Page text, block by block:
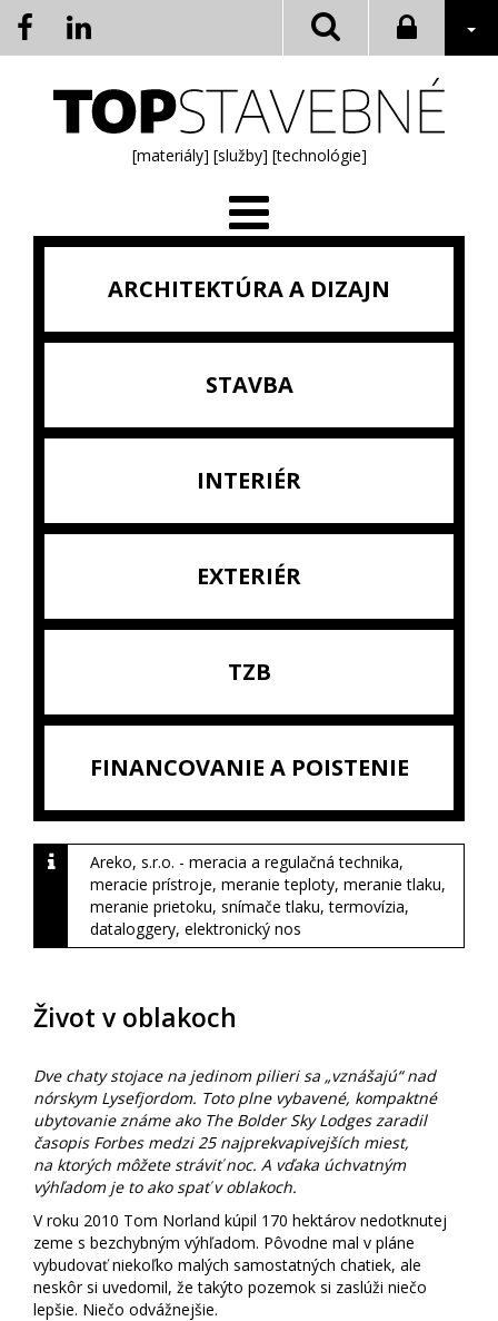
[materiály] [služby] [technológie]
ARCHITEKTÚRA A DIZAJN
STAVBA
INTERIÉR
EXTERIÉR
TZB
FINANCOVANIE A POISTENIE
Areko, s.r.o. - meracia a regulačná technika,
meracie prístroje, meranie teploty, meranie tlaku,
meranie prietoku, snímače tlaku, termovízia,
dataloggery, elektronický nos
Život v oblakoch
Dve chaty stojace na jedinom pilieri sa „vznášajú“ nad
nórskym Lysefjordom. Toto plne vybavené, kompaktné
ubytovanie známe ako The Bolder Sky Lodges zaradil
časopis Forbes medzi 25 najprekvapivejších miest,
na ktorých môžete stráviť noc. A vďaka úchvatným
výhľadom je to ako spať v oblakoch.
V roku 2010 Tom Norland kúpil 170 hektárov nedotknutej
zeme s bezchybným výhľadom. Pôvodne mal v pláne
vybudovať niekoľko malých samostatných chatiek, ale
neskôr si uvedomil, že takýto pozemok si zaslúži niečo
lepšie. Niečo odvážnejšie.